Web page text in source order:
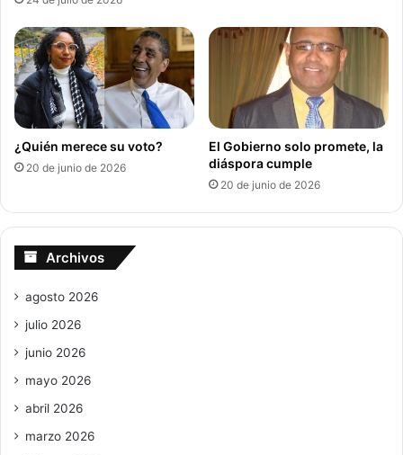
¿Quién merece su voto?
20 de junio de 2026
El Gobierno solo promete, la
diáspora cumple
20 de junio de 2026
Archivos
agosto 2026
julio 2026
junio 2026
mayo 2026
abril 2026
marzo 2026